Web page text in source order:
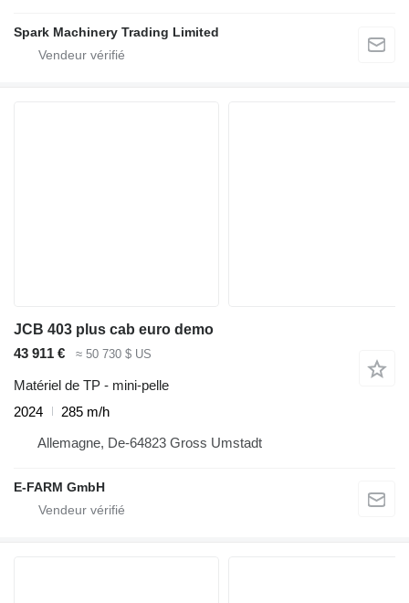
Spark Machinery Trading Limited
JCB 403 plus cab euro demo
43 911 €
≈ 50 730 $ US
Matériel de TP - mini-pelle
2024
285 m/h
Allemagne, De-64823 Gross Umstadt
E-FARM GmbH